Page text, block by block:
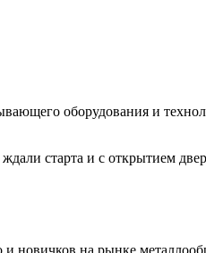
оборудования и
старта и с открытием
на рынке